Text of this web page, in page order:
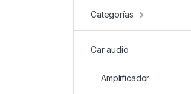
Categorías
Car audio
Amplificador